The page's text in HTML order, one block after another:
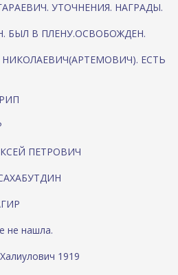
УТОЧНЕНИЯ. НАГРАДЫ.
БЫЛ В ПЛЕНУ.ОСВОБОЖДЕН.
НИКОЛАЕВИЧ(АРТЕМОВИЧ). ЕСТЬ
ПЕТРОВИЧ
не нашла.
1919